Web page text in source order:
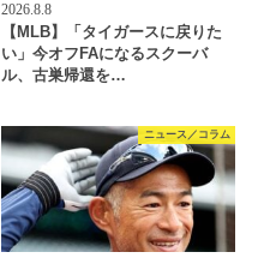
2026.8.8
【MLB】「タイガースに戻りた
い」今オフFAになるスクーバ
ル、古巣帰還を…
ニュース／コラム